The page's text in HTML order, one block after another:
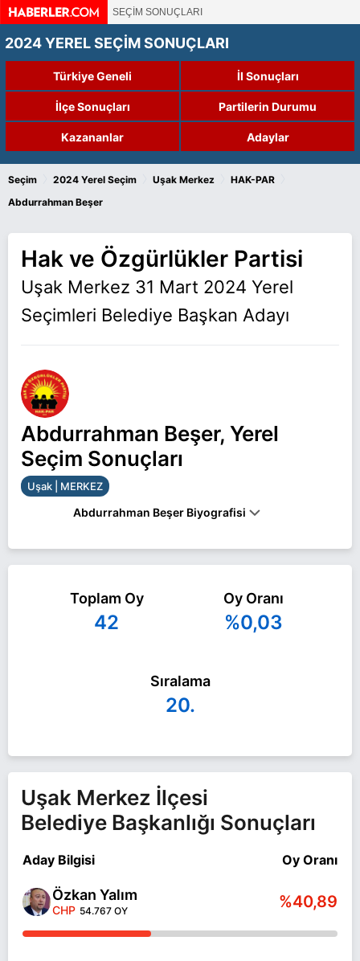
SEÇİM SONUÇLARI
2024 YEREL SEÇİM SONUÇLARI
Türkiye Geneli İl Sonuçları
İlçe Sonuçları Partilerin Durumu
Kazananlar Adaylar
Seçim 2024 Yerel Seçim Uşak Merkez HAK-PAR
Abdurrahman Beşer
Hak ve Özgürlükler Partisi
Uşak Merkez 31 Mart 2024 Yerel
Seçimleri Belediye Başkan Adayı
Abdurrahman Beşer, Yerel
Seçim Sonuçları
Uşak | MERKEZ
Abdurrahman Beşer Biyografisi
başkan adayı olarak HAK-PAR ile 31 Mart 2024
yerel seçimlerinde yarışıyor. Abdurrahman Beşer
ile ilgili daha fazla bilgi için
Abdurrahman Beşer
Toplam Oy
42
Oy Oranı
%0,03
Sıralama
20.
Uşak Merkez İlçesi
Belediye Başkanlığı Sonuçları
Aday Bilgisi Oy Oranı
Özkan Yalım
CHP 54.767 OY %40,89